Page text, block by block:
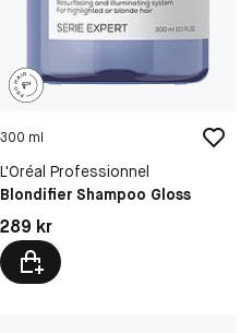
300 ml
L'Oréal Professionnel
Blondifier Shampoo Gloss
Pris: 289 kr
289 kr